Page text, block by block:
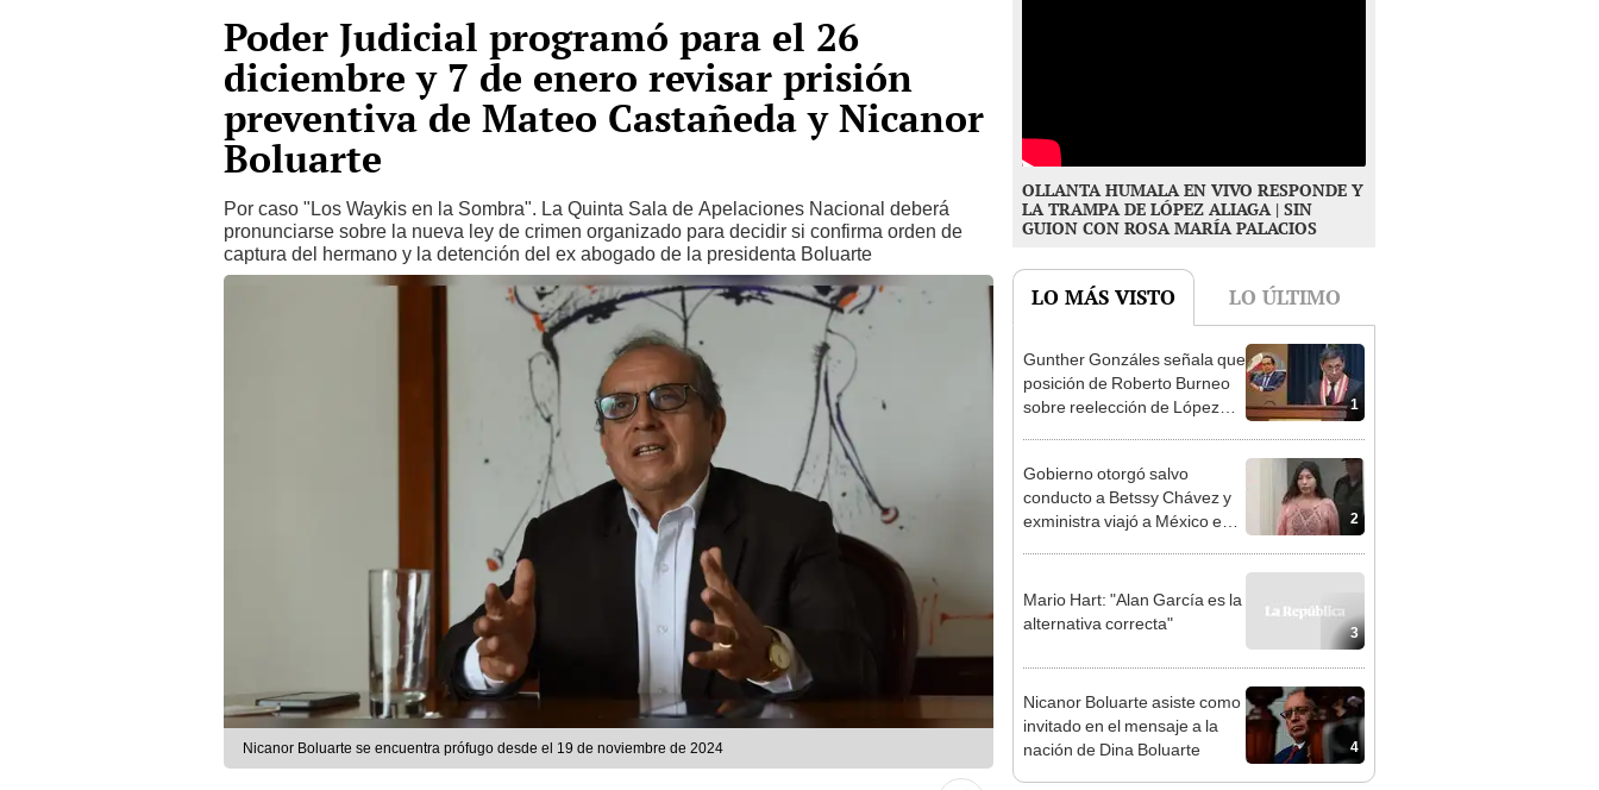
Poder Judicial programó para el 26
diciembre y 7 de enero revisar prisión
preventiva de Mateo Castañeda y Nicanor
Boluarte
Por caso "Los Waykis en la Sombra". La Quinta Sala de Apelaciones Nacional deberá
pronunciarse sobre la nueva ley de crimen organizado para decidir si confirma orden de
captura del hermano y la detención del ex abogado de la presidenta Boluarte
Nicanor Boluarte se encuentra prófugo desde el 19 de noviembre de 2024
OLLANTA HUMALA EN VIVO RESPONDE Y
LA TRAMPA DE LÓPEZ ALIAGA | SIN
GUION CON ROSA MARÍA PALACIOS
LO MÁS VISTO LO ÚLTIMO
1
Gunther Gonzáles señala que
posición de Roberto Burneo
sobre reelección de López
2
Gobierno otorgó salvo
conducto a Betssy Chávez y
exministra viajó a México en
3
Mario Hart: "Alan García es la
alternativa correcta"
4
Nicanor Boluarte asiste como
invitado en el mensaje a la
nación de Dina Boluarte